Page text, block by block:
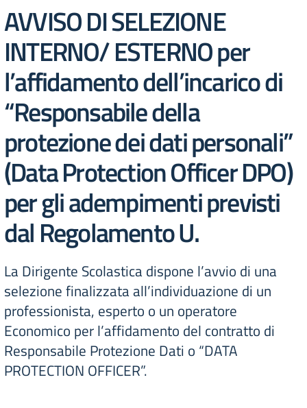
AVVISO DI SELEZIONE
INTERNO/ ESTERNO per
l’affidamento dell’incarico di
“Responsabile della
protezione dei dati personali”
(Data Protection Officer DPO)
per gli adempimenti previsti
dal Regolamento U.
La Dirigente Scolastica dispone l’avvio di una
selezione finalizzata all’individuazione di un
professionista, esperto o un operatore
Economico per l’affidamento del contratto di
Responsabile Protezione Dati o “DATA
PROTECTION OFFICER”.